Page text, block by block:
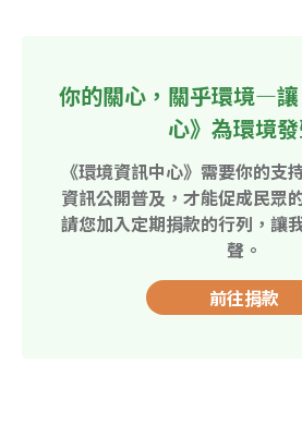
你的關心，關乎環境—
心》為環境
《環境資訊中心》需要你的支
資訊公開普及，才能促成民眾
請您加入定期捐款的行列，讓
聲。
前往捐款